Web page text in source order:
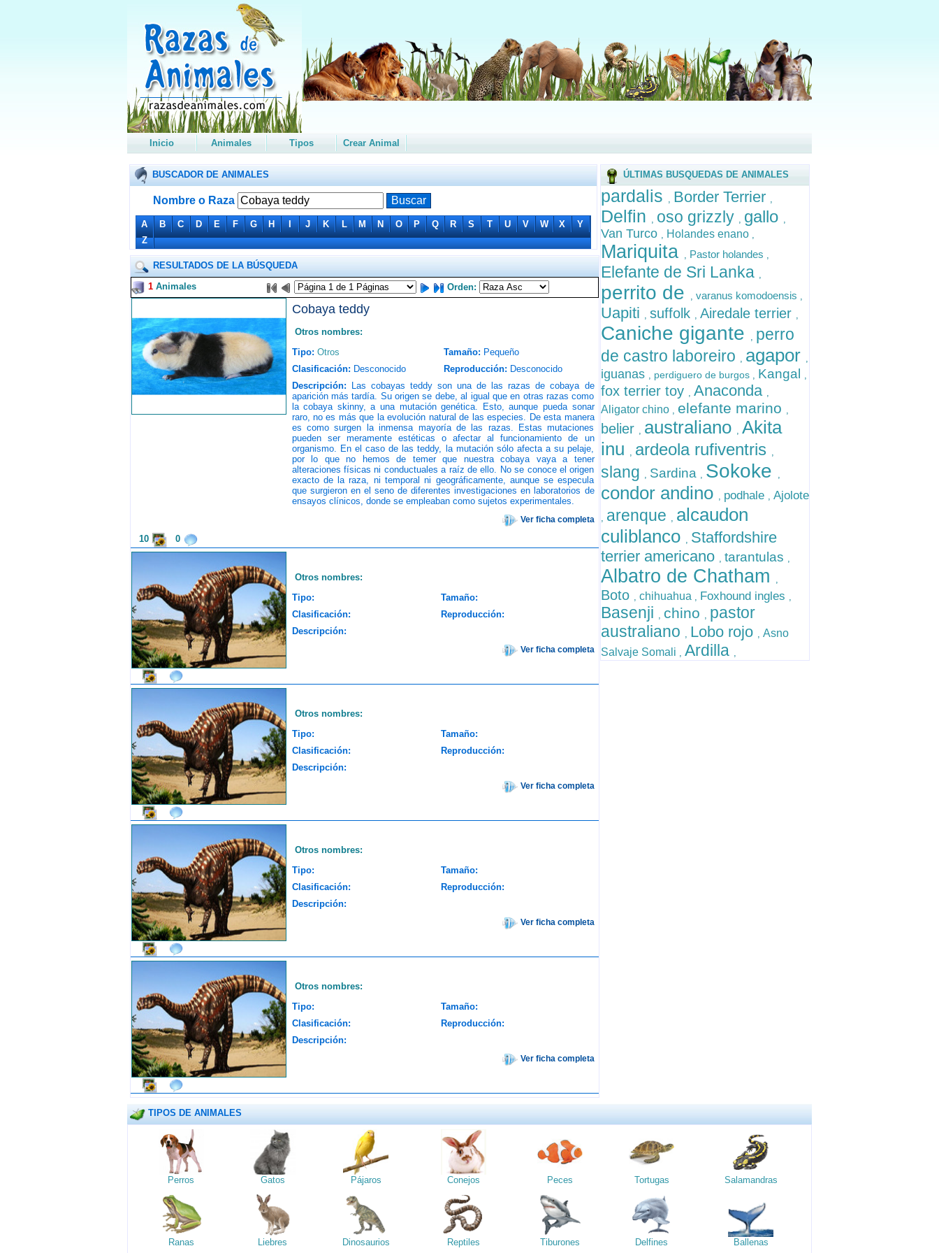
Inicio Animales Tipos Crear Animal
BUSCADOR DE ANIMALES
Nombre o Raza
A B C D E F G H I J K L M N O P Q R S T U V W X
Y
Z
ÚLTIMAS BUSQUEDAS DE ANIMALES
pardalis , Border Terrier ,
Delfin , oso grizzly , gallo ,
Van Turco , Holandes enano ,
Mariquita , Pastor holandes ,
Elefante de Sri Lanka ,
perrito de , varanus komodoensis ,
Uapiti , suffolk , Airedale terrier ,
Caniche gigante , perro
de castro laboreiro , agapor ,
iguanas , perdiguero de burgos , Kangal ,
fox terrier toy , Anaconda ,
Aligator chino , elefante marino ,
belier , australiano , Akita
inu , ardeola rufiventris ,
slang , Sardina , Sokoke ,
condor andino , podhale , Ajolote
, arenque , alcaudon
culiblanco , Staffordshire
terrier americano , tarantulas ,
Albatro de Chatham ,
Boto , chihuahua , Foxhound ingles ,
Basenji , chino , pastor
australiano , Lobo rojo , Asno
Salvaje Somali , Ardilla ,
RESULTADOS DE LA BÚSQUEDA
1Animales Orden:
Cobaya teddy
Otros nombres:
Tipo: Otros Tamaño: Pequeño
Clasificación: Desconocido Reproducción: Desconocido
Descripción: Las cobayas teddy son una de las razas de cobaya de
aparición más tardía. Su origen se debe, al igual que en otras razas como
la cobaya skinny, a una mutación genética. Esto, aunque pueda sonar
raro, no es más que la evolución natural de las especies. De esta manera
es como surgen la inmensa mayoría de las razas. Estas mutaciones
pueden ser meramente estéticas o afectar al funcionamiento de un
organismo. En el caso de las teddy, la mutación sólo afecta a su pelaje,
por lo que no hemos de temer que nuestra cobaya vaya a tener
alteraciones físicas ni conductuales a raíz de ello. No se conoce el origen
exacto de la raza, ni temporal ni geográficamente, aunque se especula
que surgieron en el seno de diferentes investigaciones en laboratorios de
ensayos clínicos, donde se empleaban como sujetos experimentales.
Ver ficha completa
10 0
Otros nombres:
Tipo:
Tamaño:
Clasificación:
Reproducción:
Descripción:
Ver ficha completa
Otros nombres:
Tipo:
Tamaño:
Clasificación:
Reproducción:
Descripción:
Ver ficha completa
Otros nombres:
Tipo:
Tamaño:
Clasificación:
Reproducción:
Descripción:
Ver ficha completa
Otros nombres:
Tipo:
Tamaño:
Clasificación:
Reproducción:
Descripción:
Ver ficha completa
TIPOS DE ANIMALES
Perros Gatos Pájaros Conejos Peces Tortugas Salamandras
Ranas Liebres Dinosaurios Reptiles Tiburones Delfines Ballenas